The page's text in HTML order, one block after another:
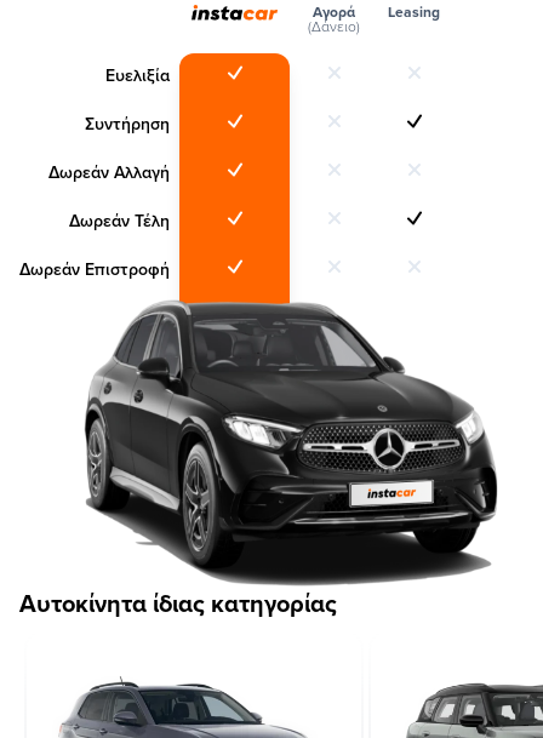
Ευελιξία
Συντήρηση
Δωρεάν Αλλαγή
Δωρεάν Τέλη
Δωρεάν Επιστροφή
Αγορά
(Δάνειο)
Leasing
Αυτοκίνητα ίδιας κατηγορίας